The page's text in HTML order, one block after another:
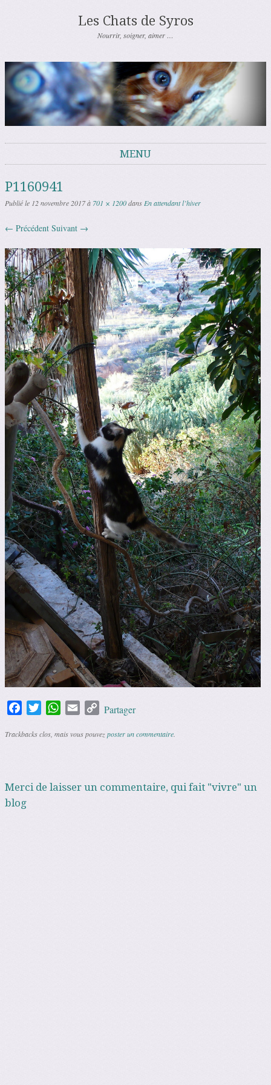
Les Chats de Syros
Nourrir, soigner, aimer …
MENU
P1160941
Publié le 12 novembre 2017à 701 × 1200dansEn attendant l’hiver
← Précédent Suivant →
FacebookTwitterWhatsApp
Email Copy
Partager
Trackbacks clos, mais vous pouvezposter un commentaire
Merci de laisser un commentaire, qui fait "vivre" un
blog